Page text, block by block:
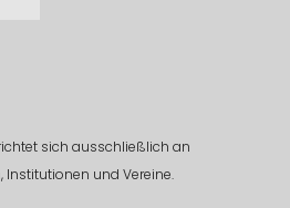
sich ausschließlich an
Institutionen und Vereine.